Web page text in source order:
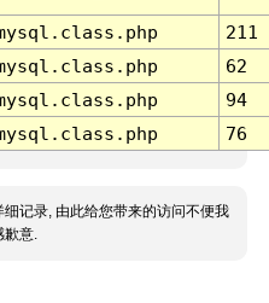
211
62
94
76
记录, 由此给您带来的访问不便我
歉意.